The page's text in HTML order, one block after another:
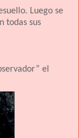
Luego se
todas sus
el